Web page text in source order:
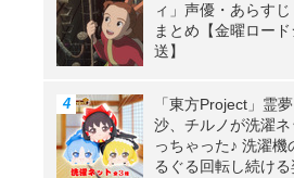
ィ」声優・あらす
まとめ【金曜ロー
送】
「東方Project」霊
沙、チルノが洗濯ネ
っちゃった♪ 洗濯機
るぐる回転し続け